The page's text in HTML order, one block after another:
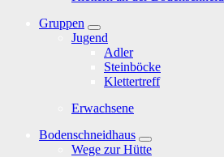
Gruppen
Jugend
Adler
Steinböcke
Klettertreff
Erwachsene
Bodenschneidhaus
Wege zur Hütte